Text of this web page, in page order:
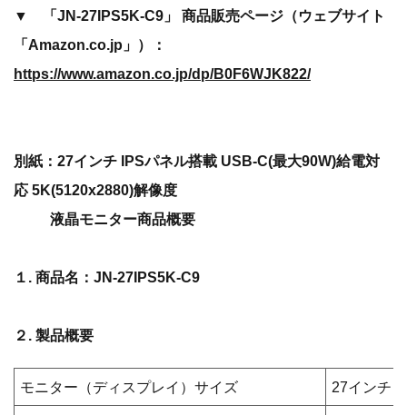
▼ 「JN-27IPS5K-C9」 商品販売ページ（ウェブサイト
「Amazon.co.jp」）：
https://www.amazon.co.jp/dp/B0F6WJK822/
別紙：27インチ IPSパネル搭載 USB-C(最大90W)給電対
応 5K(5120x2880)解像度
液晶モニター商品概要
１. 商品名：JN-27IPS5K-C9
２. 製品概要
モニター（ディスプレイ）サイズ 27インチ